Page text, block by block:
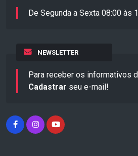
De Segunda a Sexta 08:00 às
NEWSLETTER
Para receber os informativos
Cadastrar seu e-mail!